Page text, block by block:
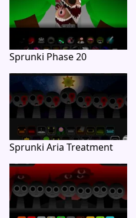
Sprunki Phase 20
Sprunki Aria Treatment